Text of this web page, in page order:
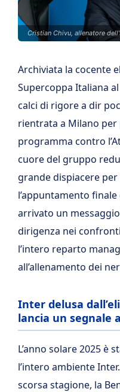
Cristian Chivu, allenatore
Archiviata la cocente
Supercoppa Italiana
calci di rigore a dir
rientrata a Milano
programma contro
cuore del gruppo
grande dispiacere
l’appuntamento
arrivato un
dirigenza nei
l’intero reparto
all’allenamento dei
Inter delusa
lancia un segnale
L’anno solare 2025 è
l’intero ambiente
scorsa stagione, la